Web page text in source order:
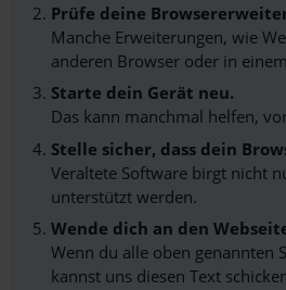
Prüfe deine
Manche Erweiterungen, wie
anderen Browser oder in
Starte dein Gerät neu.
Das kann manchmal helfen,
Stelle sicher, dass dein
Veraltete Software birgt nicht
unterstützt werden.
Wende dich an den
Wenn du alle oben genannten
kannst uns diesen Text